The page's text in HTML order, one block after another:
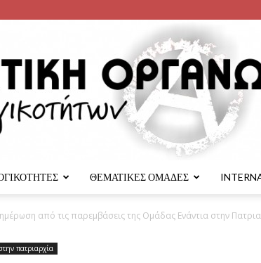
ΘΕΜΑΤΙΚΕΣ ΟΜΑΔΕΣ
από τις παρεμβάσεις της Ομάδας Ενάντια στην
πατριαρχία